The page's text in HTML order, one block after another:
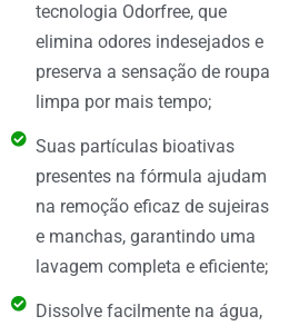
tecnologia Odorfree, que
elimina odores indesejados e
preserva a sensação de roupa
limpa por mais tempo;
Suas partículas bioativas
presentes na fórmula ajudam
na remoção eficaz de sujeiras
e manchas, garantindo uma
lavagem completa e eficiente;
Dissolve facilmente na água,